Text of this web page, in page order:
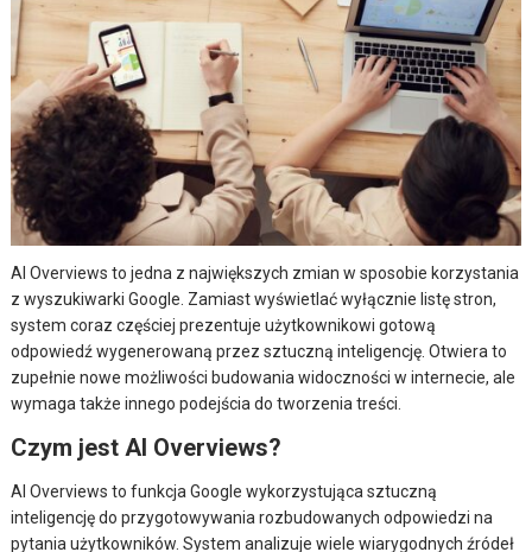
AI Overviews to jedna z największych zmian w sposobie korzystania
z wyszukiwarki Google. Zamiast wyświetlać wyłącznie listę stron,
system coraz częściej prezentuje użytkownikowi gotową
odpowiedź wygenerowaną przez sztuczną inteligencję. Otwiera to
zupełnie nowe możliwości budowania widoczności w internecie, ale
wymaga także innego podejścia do tworzenia treści.
Czym jest AI Overviews?
AI Overviews to funkcja Google wykorzystująca sztuczną
inteligencję do przygotowywania rozbudowanych odpowiedzi na
pytania użytkowników. System analizuje wiele wiarygodnych źródeł